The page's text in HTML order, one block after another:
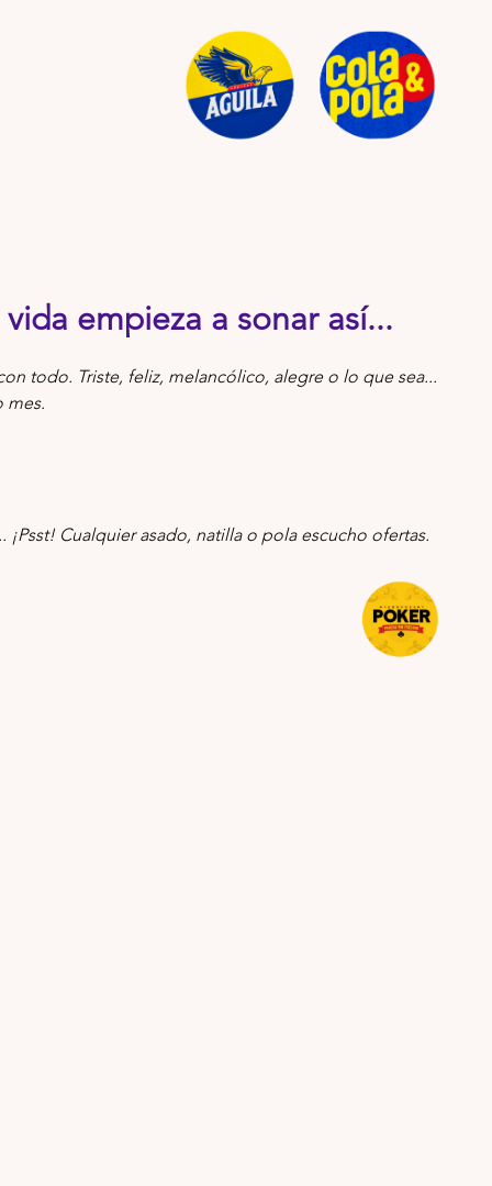
empieza a sonar así...
todo. Triste, feliz, melancólico, alegre o lo que sea...
mes.
Cualquier asado, natilla o pola escucho ofertas.